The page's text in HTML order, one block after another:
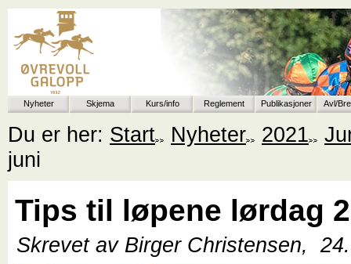
Nyheter Skjema Kurs/info Reglement Publikasjoner Avl/
Du er her: Start Nyheter 2021
juni
Tips til løpene lørdag
Skrevet av Birger Christensen,